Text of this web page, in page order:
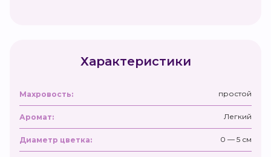
Характеристики
Махровость: простой
Аромат: Легкий
Диаметр цветка: 0 — 5 см